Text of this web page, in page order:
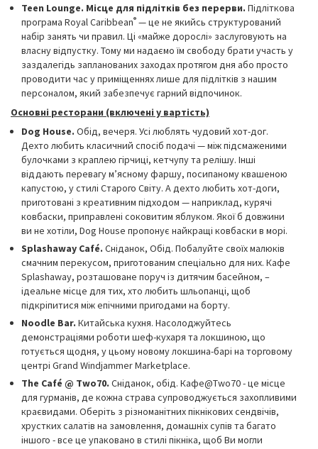
Teen Lounge. Місце для підлітків без перерви. Підліткова
програма Royal Caribbean® — це не якийсь структурований
набір занять чи правил. Ці «майже дорослі» заслуговують на
власну відпустку. Тому ми надаємо їм свободу брати участь у
заздалегідь запланованих заходах протягом дня або просто
проводити час у приміщеннях лише для підлітків з нашим
персоналом, який забезпечує гарний відпочинок.
Основні ресторани (включені у вартість)
Dog House. Обід, вечеря. Усі люблять чудовий хот-дог.
Дехто любить класичний спосіб подачі — між підсмаженими
булочками з краплею гірчиці, кетчупу та релішу. Інші
віддають перевагу м’ясному фаршу, посипаному квашеною
капустою, у стилі Старого Світу. А дехто любить хот-доги,
приготовані з креативним підходом — наприклад, курячі
ковбаски, приправлені соковитим яблуком. Якої б довжини
ви не хотіли, Dog House пропонує найкращі ковбаски в морі.
Splashaway Café. Сніданок, Обід. Побалуйте своїх малюків
смачним перекусом, приготованим спеціально для них. Кафе
Splashaway, розташоване поруч із дитячим басейном, –
ідеальне місце для тих, хто любить шльопанці, щоб
підкріпитися між епічними пригодами на борту.
Noodle Bar. Китайська кухня. Насолоджуйтесь
демонстраціями роботи шеф-кухаря та локшиною, що
готується щодня, у цьому новому локшина-барі на торговому
центрі Grand Windjammer Marketplace.
The Café @ Two70. Сніданок, обід. Кафе@Two70 - це місце
для гурманів, де кожна страва супроводжується захопливими
краєвидами. Оберіть з різноманітних пікнікових сендвічів,
хрустких салатів на замовлення, домашніх супів та багато
іншого - все це упаковано в стилі пікніка, щоб Ви могли